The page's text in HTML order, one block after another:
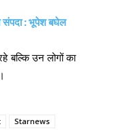
संपदा : भूपेश बघेल
बल्कि उन लोगों का
Starnews